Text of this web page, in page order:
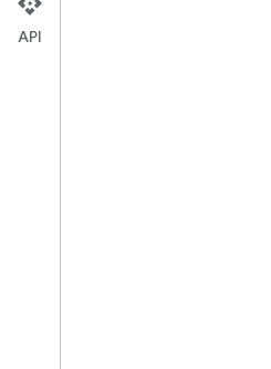
API